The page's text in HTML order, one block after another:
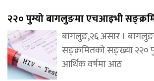
२२० पुग्यो बागलुङमा एचआइभी
बागलुङ,२६ असार ।
सङ्क्रमितको सङ्ख्या २२०
आर्थिक वर्षमा आठ